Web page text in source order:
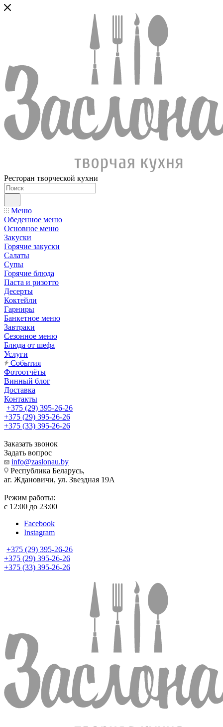
Ресторан творческой кухни
Меню
Обеденное меню
Основное меню
Закуски
Горячие закуски
Салаты
Супы
Горячие блюда
Паста и ризотто
Десерты
Коктейли
Гарниры
Банкетное меню
Завтраки
Сезонное меню
Блюда от шефа
Услуги
События
Фотоотчёты
Винный блог
Доставка
Контакты
+375 (29) 395-26-26
+375 (29) 395-26-26
+375 (33) 395-26-26
Заказать звонок
Задать вопрос
info@zaslonau.by
Республика Беларусь,
аг. Ждановичи, ул. Звездная 19А
Режим работы:
с 12:00 до 23:00
Facebook
Instagram
+375 (29) 395-26-26
+375 (29) 395-26-26
+375 (33) 395-26-26